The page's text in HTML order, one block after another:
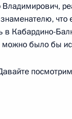
2030.
2017 года, 16:45
2017 года,
что
в Кабардино-
можно было бы